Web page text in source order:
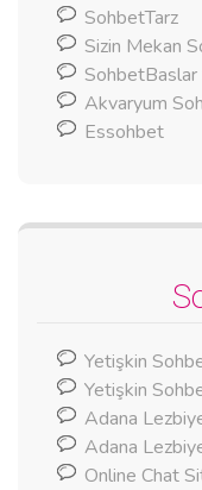
SohbetTarz
Sizin Mekan
SohbetBaslar
Akvaryum
Essohbet
Yetişkin
Yetişkin
Adana
Adana
Online Chat